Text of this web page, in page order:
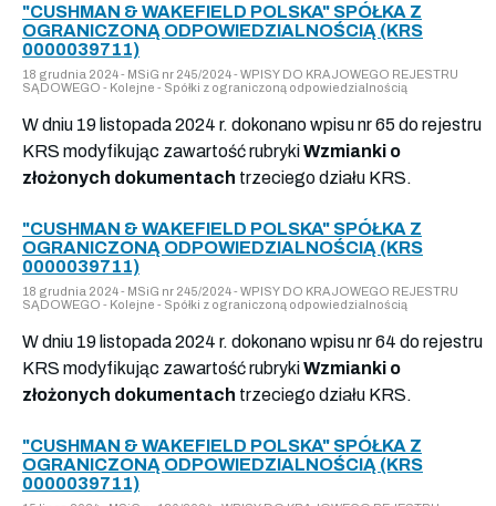
"CUSHMAN & WAKEFIELD POLSKA" SPÓŁKA Z
OGRANICZONĄ ODPOWIEDZIALNOŚCIĄ (KRS
0000039711)
18 grudnia 2024 - MSiG nr 245/2024 - WPISY DO KRAJOWEGO REJESTRU
SĄDOWEGO - Kolejne - Spółki z ograniczoną odpowiedzialnością
W dniu 19 listopada 2024 r. dokonano wpisu nr 65 do rejestru
KRS modyfikując zawartość rubrykiWzmianki o
złożonych dokumentach trzeciego działu KRS.
"CUSHMAN & WAKEFIELD POLSKA" SPÓŁKA Z
OGRANICZONĄ ODPOWIEDZIALNOŚCIĄ (KRS
0000039711)
18 grudnia 2024 - MSiG nr 245/2024 - WPISY DO KRAJOWEGO REJESTRU
SĄDOWEGO - Kolejne - Spółki z ograniczoną odpowiedzialnością
W dniu 19 listopada 2024 r. dokonano wpisu nr 64 do rejestru
KRS modyfikując zawartość rubrykiWzmianki o
złożonych dokumentach trzeciego działu KRS.
"CUSHMAN & WAKEFIELD POLSKA" SPÓŁKA Z
OGRANICZONĄ ODPOWIEDZIALNOŚCIĄ (KRS
0000039711)